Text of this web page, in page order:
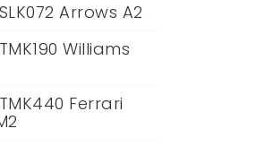
Arrows A2
Williams
Ferrari